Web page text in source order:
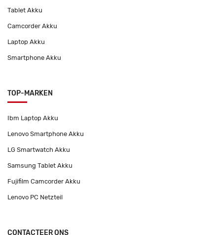
Tablet Akku
Camcorder Akku
Laptop Akku
Smartphone Akku
TOP-MARKEN
Ibm Laptop Akku
Lenovo Smartphone Akku
LG Smartwatch Akku
Samsung Tablet Akku
Fujifilm Camcorder Akku
Lenovo PC Netzteil
CONTACTEER ONS